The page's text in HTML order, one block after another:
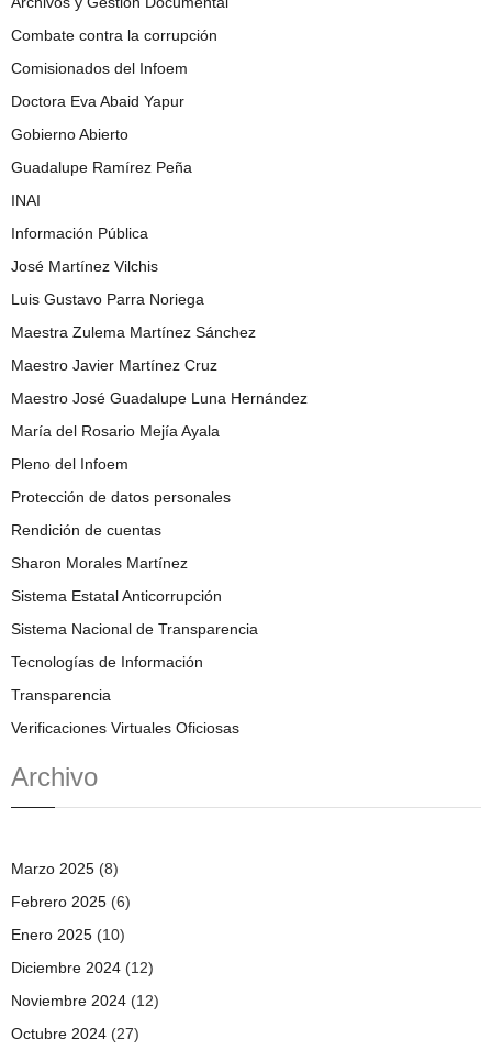
Combate contra la corrupción
Comisionados del Infoem
Doctora Eva Abaid Yapur
Gobierno Abierto
Guadalupe Ramírez Peña
INAI
Información Pública
José Martínez Vilchis
Luis Gustavo Parra Noriega
Maestra Zulema Martínez Sánchez
Maestro Javier Martínez Cruz
Maestro José Guadalupe Luna Hernández
María del Rosario Mejía Ayala
Pleno del Infoem
Protección de datos personales
Rendición de cuentas
Sharon Morales Martínez
Sistema Estatal Anticorrupción
Sistema Nacional de Transparencia
Tecnologías de Información
Transparencia
Verificaciones Virtuales Oficiosas
Archivo
Marzo 2025 (8)
Febrero 2025 (6)
Enero 2025 (10)
Diciembre 2024 (12)
Noviembre 2024 (12)
Octubre 2024 (27)